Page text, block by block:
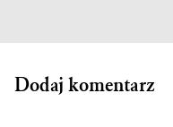
Dodaj komentarz